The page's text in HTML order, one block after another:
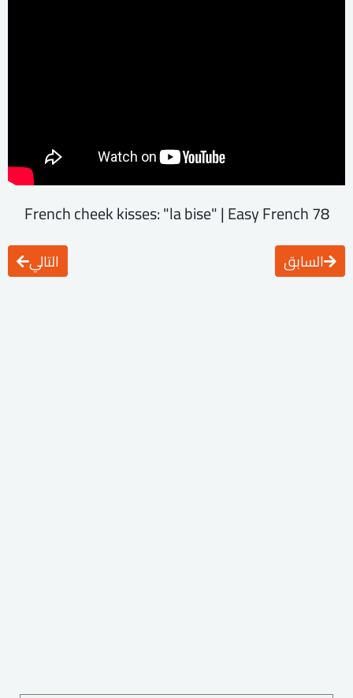
French cheek kisses: "la bise" | Easy French 78
السابق التالي